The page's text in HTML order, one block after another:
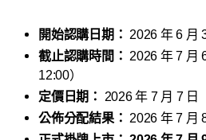
開始認購日期： 2026 年 6 月
截止認購時間： 2026 年 7 月
12:00）
定價日期：
2026 年 7 月 7 日
公佈分配結果： 2026 年 7 月